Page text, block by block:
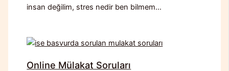
insan değilim, stres nedir ben bilmem…
Online Mülakat Soruları